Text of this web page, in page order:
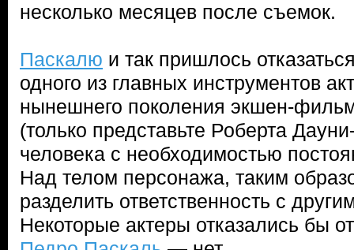
несколько месяцев после съемок.
Паскалю и так пришлось
одного из главных инструментов
нынешнего поколения экшен-
(только представьте Роберта
человека с необходимостью
Над телом персонажа, таким
разделить ответственность с
Некоторые актеры отказались бы